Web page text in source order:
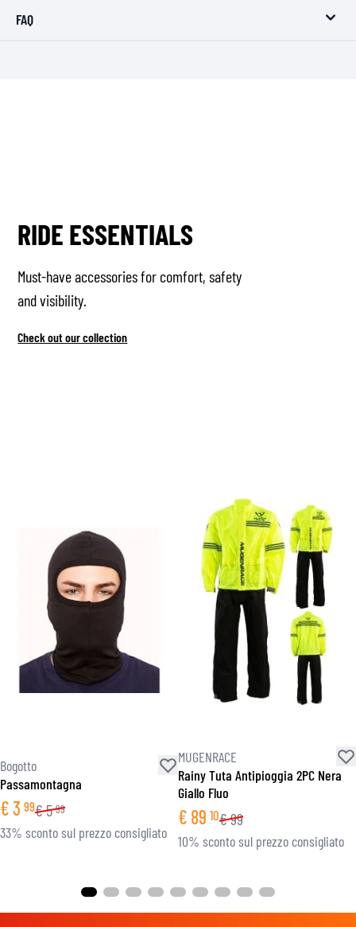
FAQ
RIDE ESSENTIALS
Must-have accessories for comfort, safety
and visibility.
Check out our collection
Bogotto
Passamontagna
€3 99€5 99
33% sconto sul prezzo consigliato
MUGENRACE
Rainy Tuta Antipioggia 2PC Nera
Giallo Fluo
€ 89 10€99
10% sconto sul prezzo consigliato